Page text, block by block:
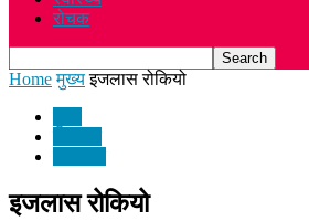
रोचक
Home मुख्य इजलास रोकियो
इजलास रोकियो